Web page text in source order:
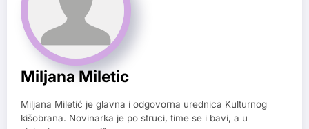
Miljana Miletic
Miljana Miletić je glavna i odgovorna urednica Kulturnog
kišobrana. Novinarka je po struci, time se i bavi, a u